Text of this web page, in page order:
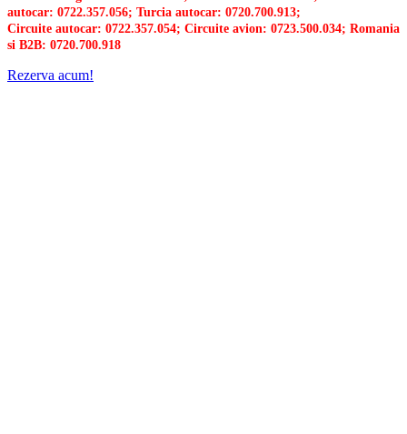
autocar: 0722.357.056; Turcia autocar: 0720.700.913;
Circuite autocar: 0722.357.054; Circuite avion: 0723.500.034; Romania
si B2B: 0720.700.918
Rezerva acum!